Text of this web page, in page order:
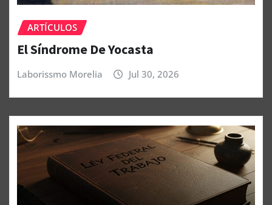
ARTÍCULOS
El Síndrome De Yocasta
Laborissmo Morelia Jul 30, 2026